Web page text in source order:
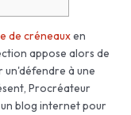
de créneauxen
appose alors de
un'défendre à une
Procréateur
blog internet pour